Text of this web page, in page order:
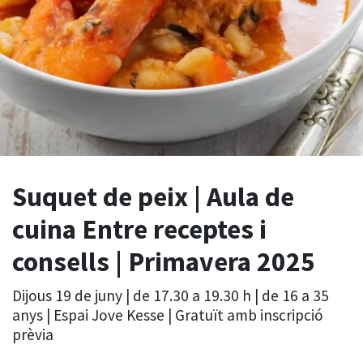
Suquet de peix | Aula de
cuina Entre receptes i
consells | Primavera 2025
Dijous 19 de juny | de 17.30 a 19.30 h | de 16 a 35
anys | Espai Jove Kesse | Gratuït amb inscripció
prèvia